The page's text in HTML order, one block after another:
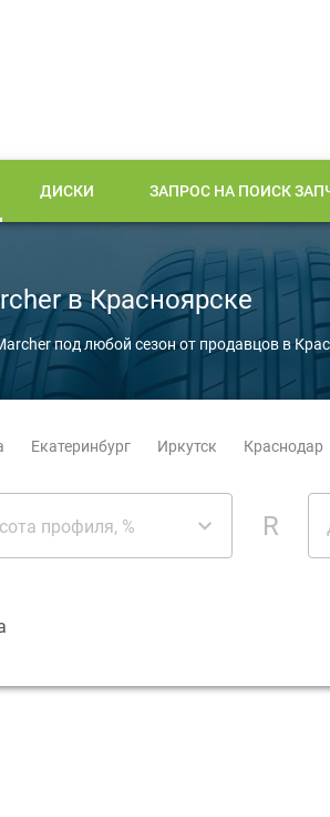
ДИСКИ ЗАПРОС НА ПОИСК
в Красноярске
под любой сезон от продавцов в
Екатеринбург Иркутск Краснодар
профиля, % R